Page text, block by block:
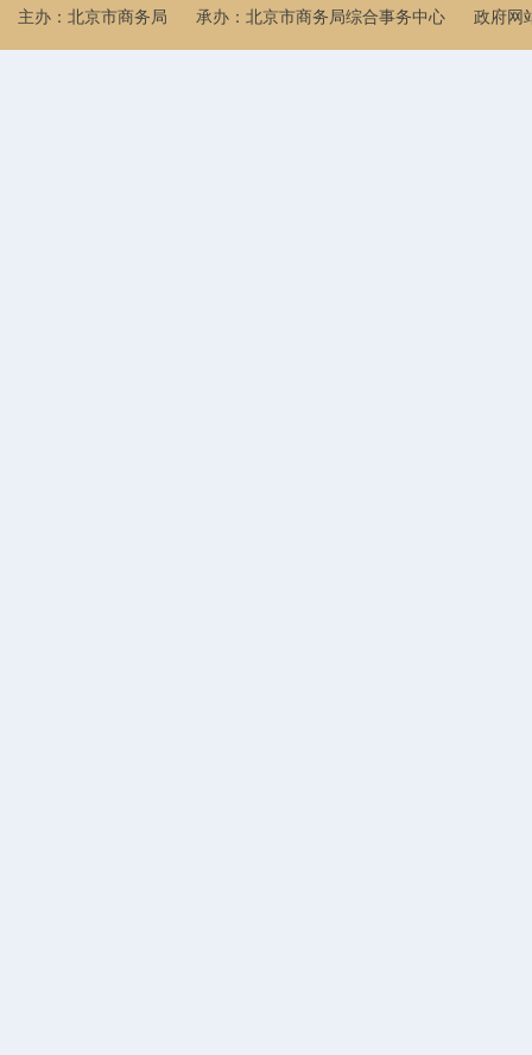
主办：北京市商务局 承办：北京市商务局综合事务中心 政府网